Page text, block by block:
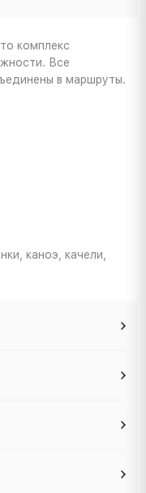
комплекс
Все
в маршруты.
каноэ, качели,